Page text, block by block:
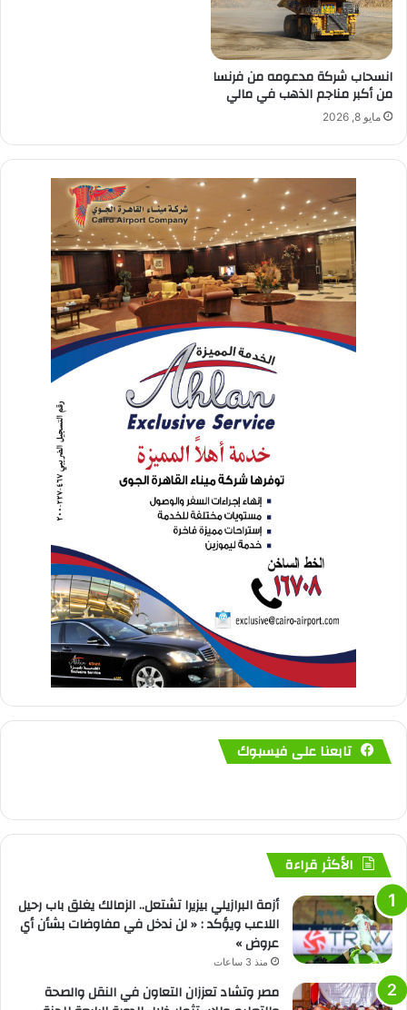
انسحاب شركة مدعومه من فرنسا
من أكبر مناجم الذهب في مالي
مايو 8, 2026
تابعنا على فيسبوك
الأكثر قراءة
أزمة البرازيلي بيزيرا تشتعل.. الزمالك يغلق باب رحيل
اللاعب ويؤكد : « لن ندخل في مفاوضات بشأن أي
عروض »
منذ 3 ساعات
مصر وتشاد تعززان التعاون في النقل والصحة